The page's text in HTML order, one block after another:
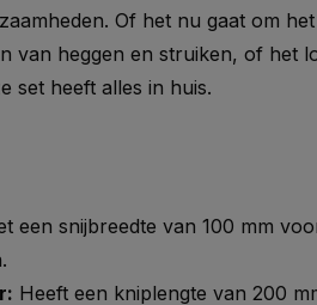
Of het nu gaat om
van heggen en struiken, of het
set heeft alles in huis.
een snijbreedte van 100 mm
Heeft een kniplengte van 200